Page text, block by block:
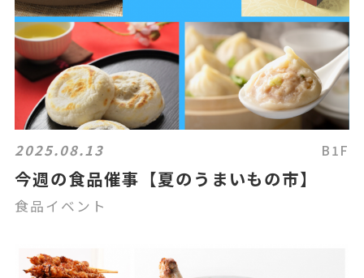
2025.08.13 B1F
今週の食品催事【夏のうまいもの市】
食品イベント